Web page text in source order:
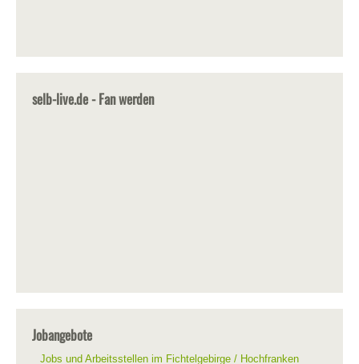
selb-live.de - Fan werden
Jobangebote
Jobs und Arbeitsstellen im Fichtelgebirge / Hochfranken